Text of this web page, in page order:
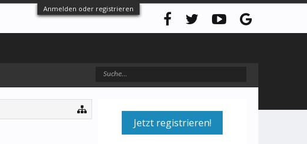
Anmelden oder registrieren
Jetzt registrieren!